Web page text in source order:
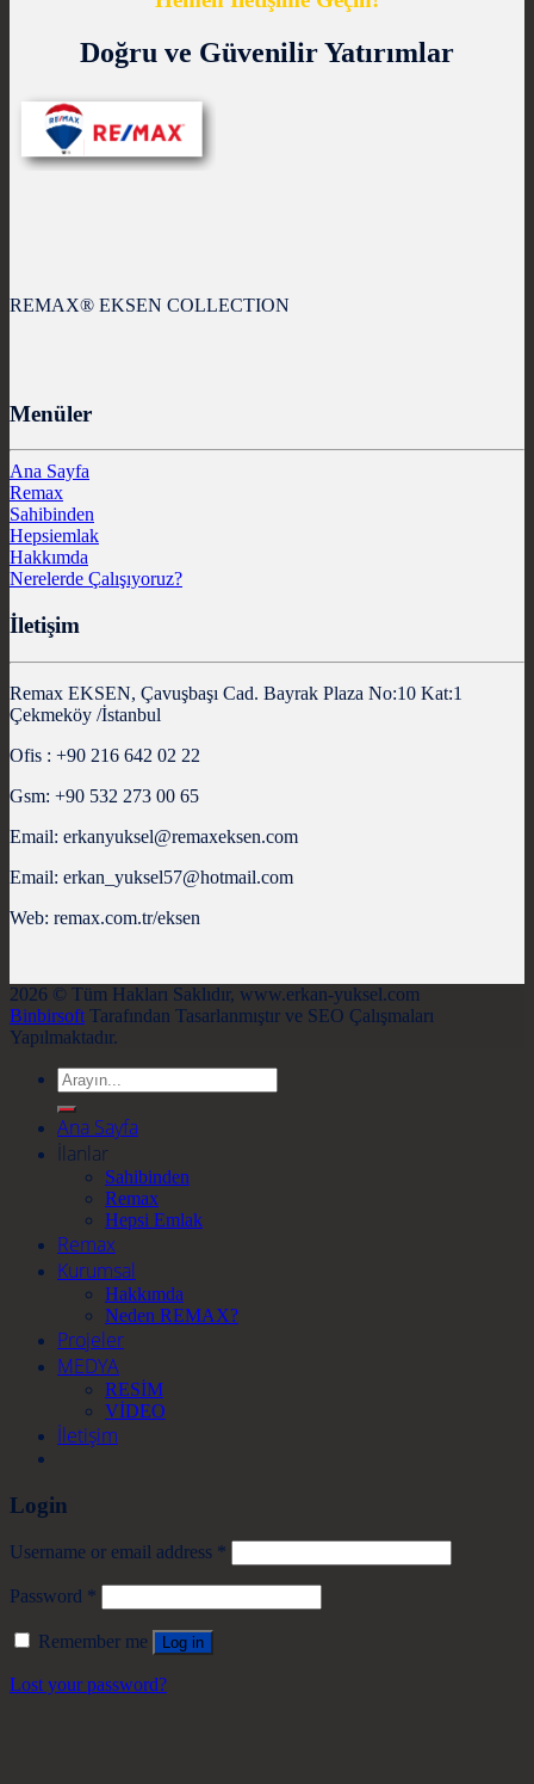
Doğru ve Güvenilir Yatırımlar
REMAX® EKSEN COLLECTION
Menüler
Ana Sayfa
Remax
Sahibinden
Hepsiemlak
Hakkımda
Nerelerde Çalışıyoruz?
İletişim
Remax EKSEN, Çavuşbaşı Cad. Bayrak Plaza No:10 Kat:1
Çekmeköy /İstanbul
Ofis : +90 216 642 02 22
Gsm: +90 532 273 00 65
Email: erkanyuksel@remaxeksen.com
Email: erkan_yuksel57@hotmail.com
Web: remax.com.tr/eksen
2026 © Tüm Hakları Saklıdır, www.erkan-yuksel.com
Binbirsoft Tarafından Tasarlanmıştır ve SEO Çalışmaları
Yapılmaktadır.
Search
for:
Ana Sayfa
İlanlar
Sahibinden
Remax
Hepsi Emlak
Remax
Kurumsal
Hakkımda
Neden REMAX?
Projeler
MEDYA
RESİM
VİDEO
İletişim
Login
Username or email address *
Password *
Remember me Log in
Lost your password?